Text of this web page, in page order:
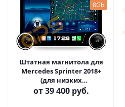
8Gb
Штатная магнитола для
Mercedes Sprinter 2018+
(для низких
комплектаций) на Android
12, с крутилками 10 / 11
от39 400 руб.